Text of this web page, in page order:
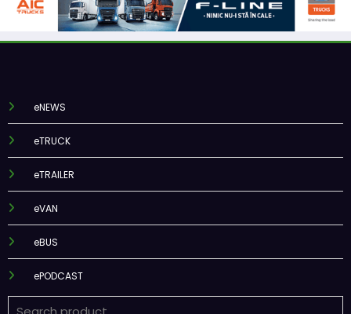
eNEWS
eTRUCK
eTRAILER
eVAN
eBUS
ePODCAST